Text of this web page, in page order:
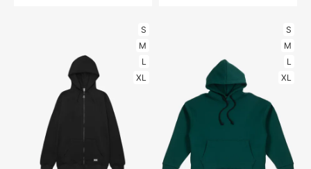
S
M
L
XL
S
M
L
XL